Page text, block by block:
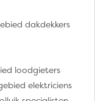
dakdekkers
loodgieters
elektriciens